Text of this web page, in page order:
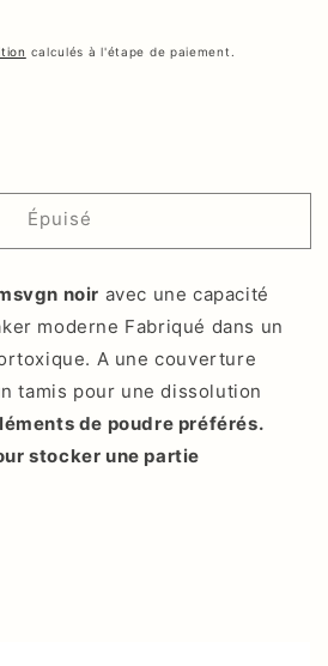
calculés à l'étape de paiement.
Épuisé
noir avec une capacité
moderne Fabriqué dans un
A une couverture
tamis pour une dissolution
de poudre préférés.
stocker une partie